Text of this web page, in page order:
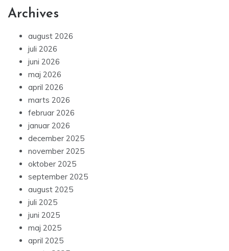
Archives
august 2026
juli 2026
juni 2026
maj 2026
april 2026
marts 2026
februar 2026
januar 2026
december 2025
november 2025
oktober 2025
september 2025
august 2025
juli 2025
juni 2025
maj 2025
april 2025